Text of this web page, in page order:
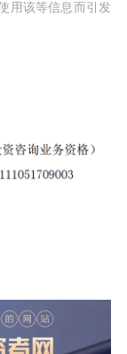
用该等信息而引发